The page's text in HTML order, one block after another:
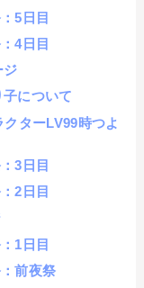
5日目
4日目
ジ
について
ターLV99時つよ
3日目
2日目
1日目
前夜祭